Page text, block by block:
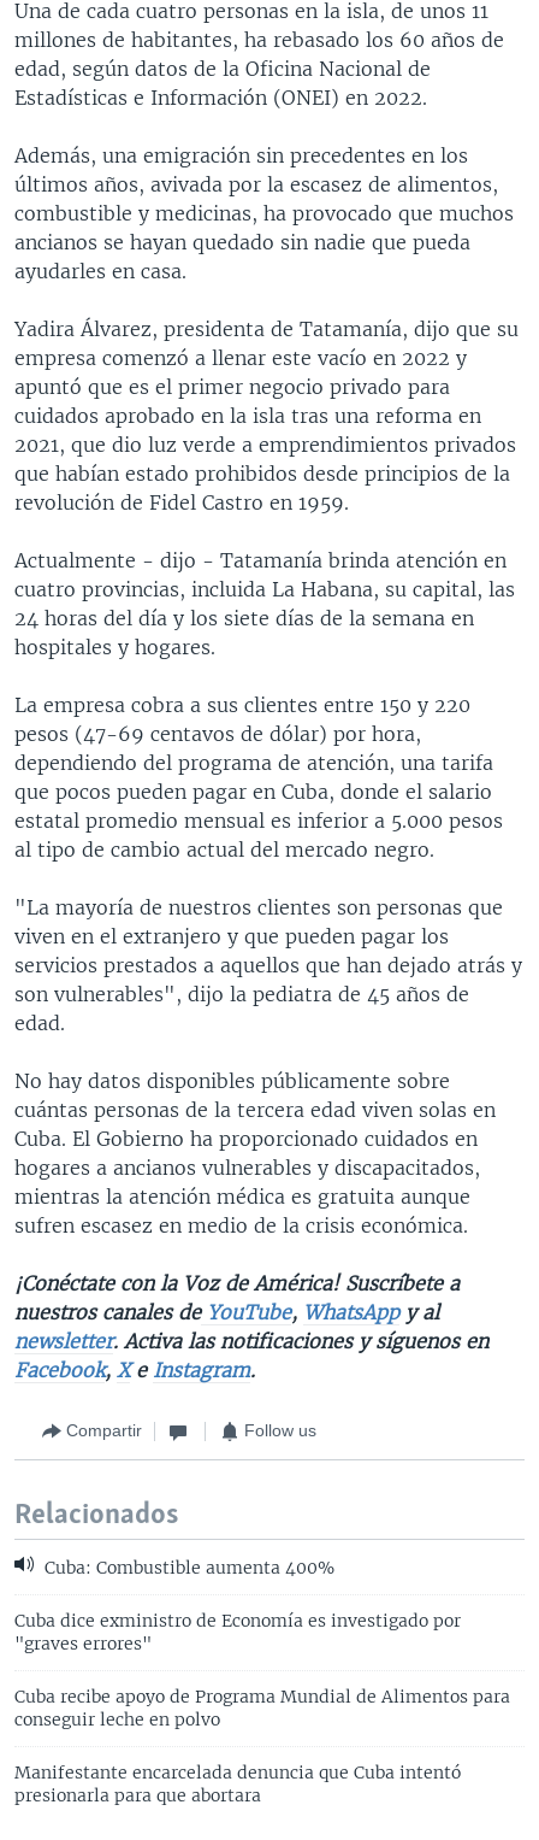
Una de cada cuatro personas en la isla, de unos 11
millones de habitantes, ha rebasado los 60 años de
edad, según datos de la Oficina Nacional de
Estadísticas e Información (ONEI) en 2022.
Además, una emigración sin precedentes en los
últimos años, avivada por la escasez de alimentos,
combustible y medicinas, ha provocado que muchos
ancianos se hayan quedado sin nadie que pueda
ayudarles en casa.
Yadira Álvarez, presidenta de Tatamanía, dijo que su
empresa comenzó a llenar este vacío en 2022 y
apuntó que es el primer negocio privado para
cuidados aprobado en la isla tras una reforma en
2021, que dio luz verde a emprendimientos privados
que habían estado prohibidos desde principios de la
revolución de Fidel Castro en 1959.
Actualmente - dijo - Tatamanía brinda atención en
cuatro provincias, incluida La Habana, su capital, las
24 horas del día y los siete días de la semana en
hospitales y hogares.
La empresa cobra a sus clientes entre 150 y 220
pesos (47-69 centavos de dólar) por hora,
dependiendo del programa de atención, una tarifa
que pocos pueden pagar en Cuba, donde el salario
estatal promedio mensual es inferior a 5.000 pesos
al tipo de cambio actual del mercado negro.
"La mayoría de nuestros clientes son personas que
viven en el extranjero y que pueden pagar los
servicios prestados a aquellos que han dejado atrás y
son vulnerables", dijo la pediatra de 45 años de
edad.
No hay datos disponibles públicamente sobre
cuántas personas de la tercera edad viven solas en
Cuba. El Gobierno ha proporcionado cuidados en
hogares a ancianos vulnerables y discapacitados,
mientras la atención médica es gratuita aunque
sufren escasez en medio de la crisis económica.
¡Conéctate con la Voz de América! Suscríbete a
nuestros canales deYouTube, WhatsAppy al
newsletter. Activa las notificaciones y síguenos en
Facebook, Xe Instagram.
Compartir Follow us
Relacionados
Cuba: Combustible aumenta 400%
Cuba dice exministro de Economía es investigado por
"graves errores"
Cuba recibe apoyo de Programa Mundial de Alimentos para
conseguir leche en polvo
Manifestante encarcelada denuncia que Cuba intentó
presionarla para que abortara